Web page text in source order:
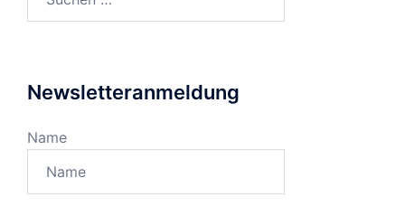
nach:
Newsletteranmeldung
Name